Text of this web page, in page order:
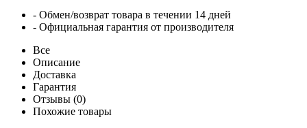
- Обмен/возврат товара в течении 14 дней
- Официальная гарантия от производителя
Все
Описание
Доставка
Гарантия
Отзывы (0)
Похожие товары